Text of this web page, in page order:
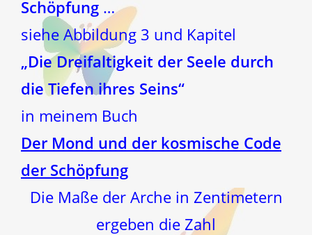
Schöpfung …
siehe Abbildung 3 und Kapitel
„Die Dreifaltigkeit der Seele durch
die Tiefen ihres Seins“
in meinem Buch
Der Mond und der kosmische Code
der Schöpfung
Die Maße der Arche in Zentimetern
ergeben die Zahl